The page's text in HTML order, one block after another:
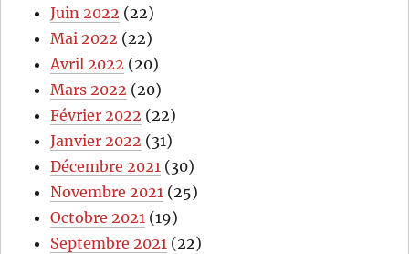
Juin 2022 (22)
Mai 2022 (22)
Avril 2022 (20)
Mars 2022 (20)
Février 2022 (22)
Janvier 2022 (31)
Décembre 2021 (30)
Novembre 2021 (25)
Octobre 2021 (19)
Septembre 2021 (22)